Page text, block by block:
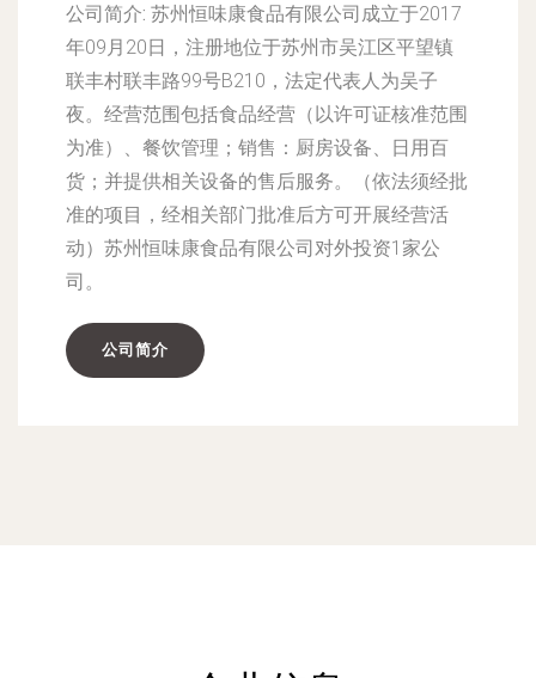
公司简介: 苏州恒味康食品有限公司成立于2017
年09月20日，注册地位于苏州市吴江区平望镇
联丰村联丰路99号B210，法定代表人为吴子
夜。经营范围包括食品经营（以许可证核准范围
为准）、餐饮管理；销售：厨房设备、日用百
货；并提供相关设备的售后服务。（依法须经批
准的项目，经相关部门批准后方可开展经营活
动）苏州恒味康食品有限公司对外投资1家公
司。
公司简介